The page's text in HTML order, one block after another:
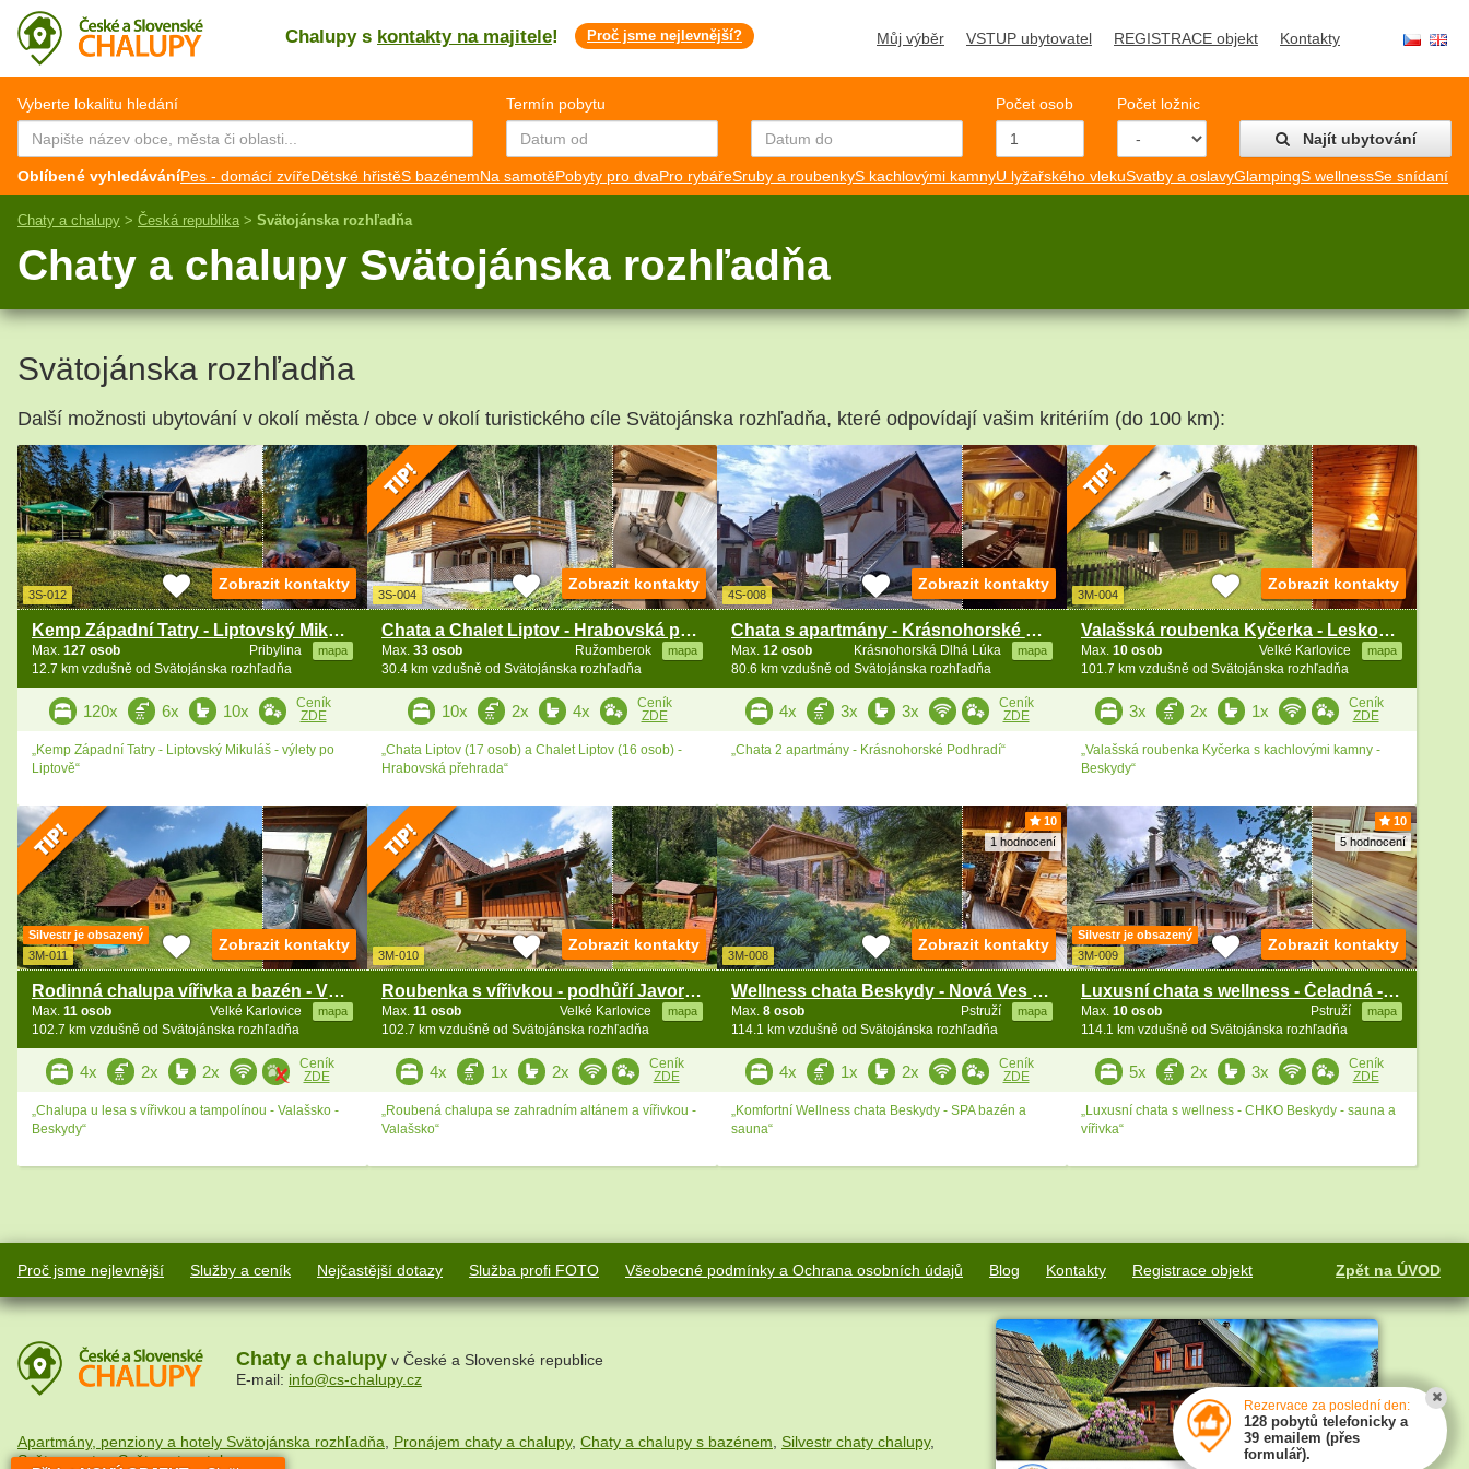
Chalupy s kontakty na majitele! Proč jsme nejlevnější? Můj výběr VSTUP ubytovatel REGISTRACE objekt Kontakty
CZ EN
Vyberte lokalitu hledání Termín pobytu Počet osob
Počet ložnic
Najít ubytování
Oblíbené vyhledáváníPes - domácí zvířeDětské hřistěS bazénemNa samotěPobyty pro dvaPro rybářeSruby a roubenkyS kachlovými kamnyU lyžařského vlekuSvatby a oslavyGlampingS wellnessSe snídaní
Chaty a chalupy > Česká republika > Svätojánska rozhľadňa
Chaty a chalupy Svätojánska rozhľadňa
Svätojánska rozhľadňa
Další možnosti ubytování v okolí města / obce v okolí turistického cíle Svätojánska rozhľadňa, které odpovídají vašim kritériím (do 100 km):
3S-012
Kemp Západní Tatry - Liptovský Mikuláš - Liptov
Pribylina mapa
Max. 127 osob
12.7 km vzdušně od Svätojánska rozhľadňa
Zobrazit kontakty
120x 6x 10x
Ceník
ZDE
„Kemp Západní Tatry - Liptovský Mikuláš - výlety po
Liptově“
3S-004
Chata a Chalet Liptov - Hrabovská přehrada
Ružomberok mapa
Max. 33 osob
30.4 km vzdušně od Svätojánska rozhľadňa
Zobrazit kontakty
10x 2x 4x
Ceník
ZDE
„Chata Liptov (17 osob) a Chalet Liptov (16 osob) -
Hrabovská přehrada“
4S-008
Chata s apartmány - Krásnohorské Podhradí
Krásnohorská Dlhá Lúka mapa
Max. 12 osob
80.6 km vzdušně od Svätojánska rozhľadňa
Zobrazit kontakty
4x 3x 3x
Ceník
ZDE
„Chata 2 apartmány - Krásnohorské Podhradí“
3M-004
Valašská roubenka Kyčerka - Leskové - Beskydy
Velké Karlovice mapa
Max. 10 osob
101.7 km vzdušně od Svätojánska rozhľadňa
Zobrazit kontakty
3x 2x 1x
Ceník
ZDE
„Valašská roubenka Kyčerka s kachlovými kamny -
Beskydy“
Silvestr je obsazený
3M-011
Rodinná chalupa vířivka a bazén - Vsetínská Bečva
Velké Karlovice mapa
Max. 11 osob
102.7 km vzdušně od Svätojánska rozhľadňa
Zobrazit kontakty
4x 2x 2x
Ceník
ZDE
„Chalupa u lesa s vířivkou a tampolínou - Valašsko -
Beskydy“
3M-010
Roubenka s vířivkou - podhůří Javorníků a Beskyd
Velké Karlovice mapa
Max. 11 osob
102.7 km vzdušně od Svätojánska rozhľadňa
Zobrazit kontakty
4x 1x 2x
Ceník
ZDE
„Roubená chalupa se zahradním altánem a vířivkou -
Valašsko“
10
1 hodnocení
3M-008
Wellness chata Beskydy - Nová Ves - Čeladná
Pstruží mapa
Max. 8 osob
114.1 km vzdušně od Svätojánska rozhľadňa
Zobrazit kontakty
4x 1x 2x
Ceník
ZDE
„Komfortní Wellness chata Beskydy - SPA bazén a
sauna“
10
5 hodnocení
Silvestr je obsazený
3M-009
Luxusní chata s wellness - Čeladná - Beskydy
Pstruží mapa
Max. 10 osob
114.1 km vzdušně od Svätojánska rozhľadňa
Zobrazit kontakty
5x 2x 3x
Ceník
ZDE
„Luxusní chata s wellness - CHKO Beskydy - sauna a
vířivka“
Proč jsme nejlevnější Služby a ceník Nejčastější dotazy Služba profi FOTO Všeobecné podmínky a Ochrana osobních údajů Blog Kontakty Registrace objekt Zpět na ÚVOD
Chaty a chalupy v České a Slovenské republice
E-mail: info@cs-chalupy.cz
Apartmány, penziony a hotely Svätojánska rozhľadňa Pronájem chaty a chalupy, Chaty a chalupy s bazénem Silvestr chaty chalupy,
Svět na netu,Svět cestovatele
Rezervace za poslední den:
128 pobytů telefonicky a
39 emailem (přes
formulář).